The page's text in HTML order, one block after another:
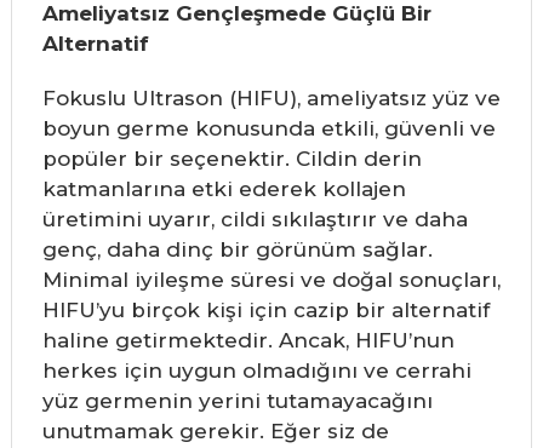
Ameliyatsız Gençleşmede Güçlü Bir
Alternatif
Fokuslu Ultrason (HIFU), ameliyatsız yüz ve
boyun germe konusunda etkili, güvenli ve
popüler bir seçenektir. Cildin derin
katmanlarına etki ederek kollajen
üretimini uyarır, cildi sıkılaştırır ve daha
genç, daha dinç bir görünüm sağlar.
Minimal iyileşme süresi ve doğal sonuçları,
HIFU’yu birçok kişi için cazip bir alternatif
haline getirmektedir. Ancak, HIFU’nun
herkes için uygun olmadığını ve cerrahi
yüz germenin yerini tutamayacağını
unutmamak gerekir. Eğer siz de